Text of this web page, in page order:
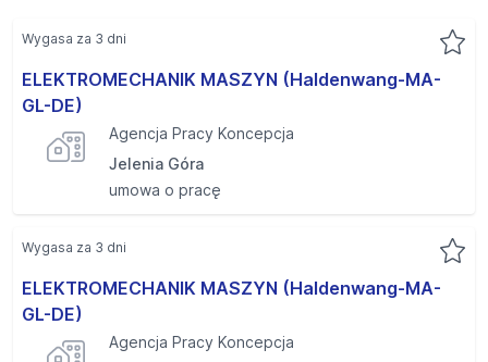
ELEKTROMECHANIK MASZYN (Haldenwang-MA-
GL-DE)
Agencja Pracy Koncepcja
Jelenia Góra
umowa o pracę
Wygasa za 3 dni
ELEKTROMECHANIK MASZYN (Haldenwang-MA-
GL-DE)
Agencja Pracy Koncepcja
Wygasa za 3 dni